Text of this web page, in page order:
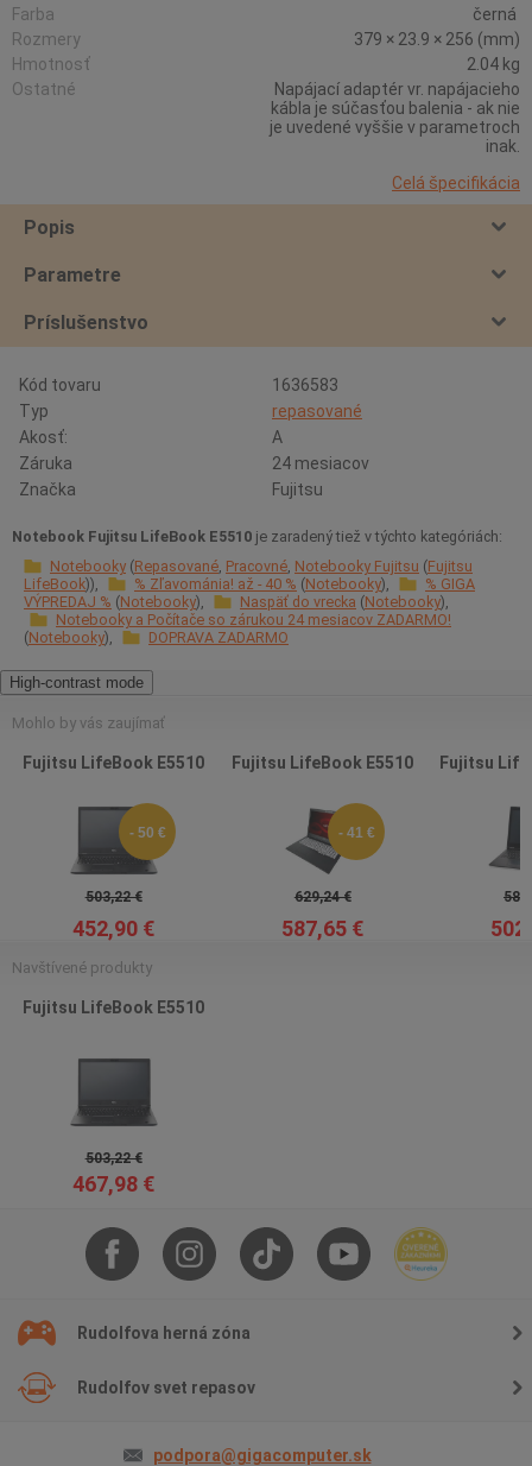
Farba
černá
Rozmery
379 × 23.9 × 256 (mm)
Hmotnosť
2.04 kg
Ostatné
Napájací adaptér vr. napájacieho
kábla je súčasťou balenia - ak nie
je uvedené vyššie v parametroch
inak.
Celá špecifikácia
Popis
Parametre
Príslušenstvo
Kód tovaru
1636583
Typ
repasované
Akosť:
A
Záruka
24 mesiacov
Značka
Fujitsu
Notebook Fujitsu LifeBook E5510 je zaradený tiež v týchto kategóriách:
Notebooky Repasované Pracovné Notebooky Fujitsu Fujitsu
LifeBook
% Zľavománia! až - 40 % Notebooky
% GIGA
VÝPREDAJ % Notebooky Naspäť do vrecka Notebooky
Notebooky a Počítače so zárukou 24 mesiacov ZADARMO!
Notebooky
DOPRAVA ZADARMO
High-contrast mode
Mohlo by vás zaujímať
Fujitsu LifeBook E5510
- 50 €
503,22 €
452,90 €
Fujitsu LifeBook E5510
- 41 €
629,24 €
587,65 €
Fujitsu
Navštívené produkty
Fujitsu LifeBook E5510
503,22 €
467,98 €
Rudolfova herná zóna
Rudolfov svet repasov
podpora@gigacomputer.sk